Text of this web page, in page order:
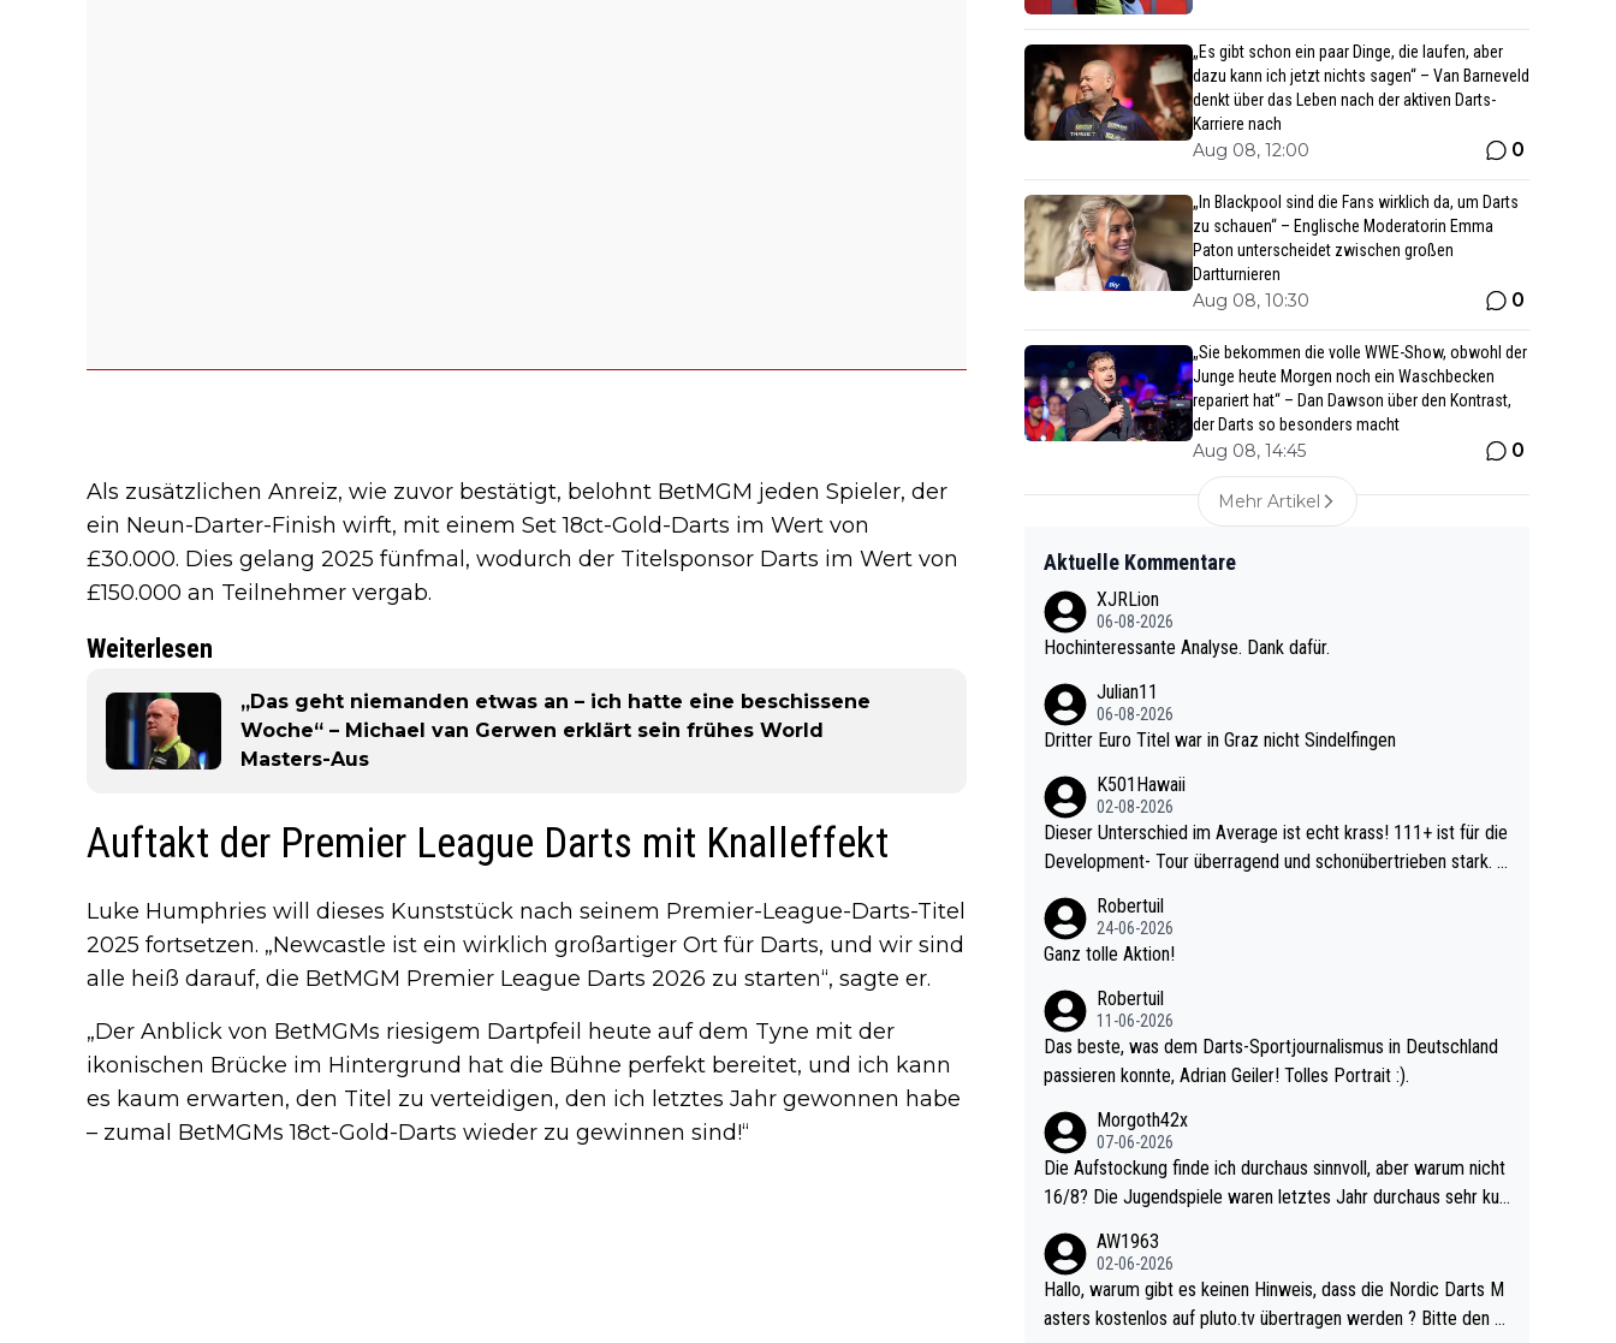
Als zusätzlichen Anreiz, wie zuvor bestätigt, belohnt BetMGM jeden Spieler, der
ein Neun-Darter-Finish wirft, mit einem Set 18ct-Gold-Darts im Wert von
£30.000. Dies gelang 2025 fünfmal, wodurch der Titelsponsor Darts im Wert von
£150.000 an Teilnehmer vergab.
Weiterlesen
„Das geht niemanden etwas an – ich hatte eine beschissene
Woche“ – Michael van Gerwen erklärt sein frühes World
Masters-Aus
Auftakt der Premier League Darts mit Knalleffekt
Luke Humphries will dieses Kunststück nach seinem Premier-League-Darts-Titel
2025 fortsetzen. „Newcastle ist ein wirklich großartiger Ort für Darts, und wir sind
alle heiß darauf, die BetMGM Premier League Darts 2026 zu starten“, sagte er.
„Der Anblick von BetMGMs riesigem Dartpfeil heute auf dem Tyne mit der
ikonischen Brücke im Hintergrund hat die Bühne perfekt bereitet, und ich kann
es kaum erwarten, den Titel zu verteidigen, den ich letztes Jahr gewonnen habe
– zumal BetMGMs 18ct-Gold-Darts wieder zu gewinnen sind!“
„Es gibt schon ein paar Dinge, die laufen, aber
dazu kann ich jetzt nichts sagen“ – Van Barneveld
denkt über das Leben nach der aktiven Darts-
Karriere nach
Aug 08, 12:00 0
„In Blackpool sind die Fans wirklich da, um Darts
zu schauen“ – Englische Moderatorin Emma
Paton unterscheidet zwischen großen
Dartturnieren
Aug 08, 10:30 0
„Sie bekommen die volle WWE-Show, obwohl der
Junge heute Morgen noch ein Waschbecken
repariert hat“ – Dan Dawson über den Kontrast,
der Darts so besonders macht
Aug 08, 14:45 0
Mehr Artikel
Aktuelle Kommentare
XJRLion
06-08-2026
Hochinteressante Analyse. Dank dafür.
Julian11
06-08-2026
Dritter Euro Titel war in Graz nicht Sindelfingen
K501Hawaii
02-08-2026
Dieser Unterschied im Average ist echt krass! 111+ ist für die
Development- Tour überragend und schonübertrieben stark. U
e mal 40+ erst recht. Da gewinnst keinen Blumentopf - ist ja n
och krasser wie ein Pokalspiel eines Kreisligisten vs einem Bu
Robertuil
24-06-2026
Ganz tolle Aktion!
Robertuil
11-06-2026
Das beste, was dem Darts-Sportjournalismus in Deutschland
passieren konnte, Adrian Geiler! Tolles Portrait :).
Morgoth42x
07-06-2026
Die Aufstockung finde ich durchaus sinnvoll, aber warum nicht
16/8? Die Jugendspiele waren letztes Jahr durchaus sehr kur
l. Allerdings ist Mitchell Lawrie als Nummer 1 der Welt eh quali
fiziert. Somit ändert die automatische Qualifikation des Weltm
eisters erstmal nichts. Ich denke sie wollen damit für nächste
AW1963
02-06-2026
Hallo, warum gibt es keinen Hinweis, dass die Nordic Darts M
asters kostenlos auf pluto.tv übertragen werden ? Bitte den A